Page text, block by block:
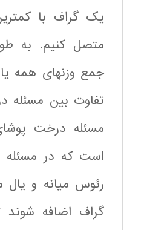
یک گراف با
متصل کنیم. به
جمع وزنهای همه
تفاوت بین مسئله
مسئله درخت
است که در مسئله
رئوس میانه و
گراف اضافه